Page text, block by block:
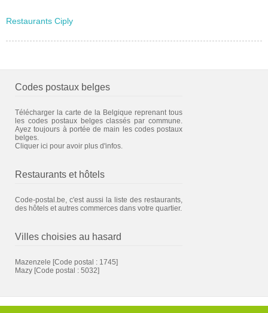
Restaurants Ciply
Codes postaux belges
Télécharger la carte de la Belgique reprenant tous
les codes postaux belges classés par commune.
Ayez toujours à portée de main les codes postaux
belges.
Cliquer ici pour avoir plus d'infos.
Restaurants et hôtels
Code-postal.be, c'est aussi la liste des restaurants,
des hôtels et autres commerces dans votre quartier.
Villes choisies au hasard
Mazenzele [Code postal : 1745]
Mazy [Code postal : 5032]